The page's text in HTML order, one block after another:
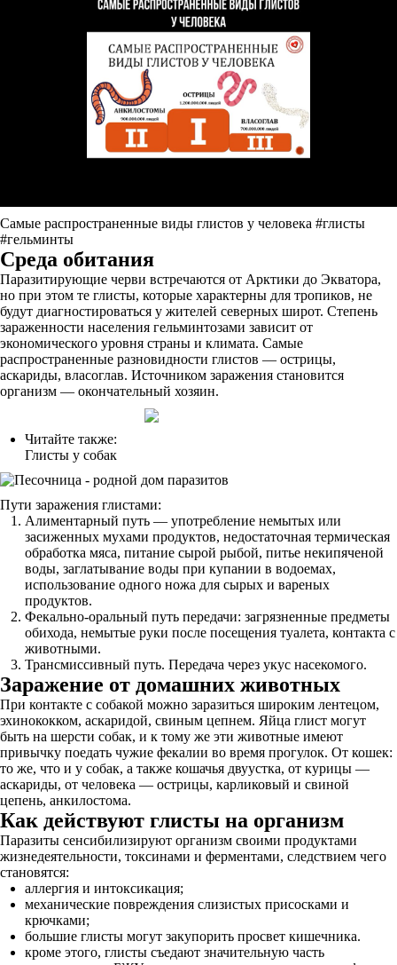
Самые распространенные виды глистов у человека #глисты
#гельминты
Среда обитания
Паразитирующие черви встречаются от Арктики до Экватора,
но при этом те глисты, которые характерны для тропиков, не
будут диагностироваться у жителей северных широт. Степень
зараженности населения гельминтозами зависит от
экономического уровня страны и климата. Самые
распространенные разновидности глистов — острицы,
аскариды, власоглав. Источником заражения становится
организм — окончательный хозяин.
Читайте также:
Глисты у собак
Пути заражения глистами:
Алиментарный путь — употребление немытых или
засиженных мухами продуктов, недостаточная термическая
обработка мяса, питание сырой рыбой, питье некипяченой
воды, заглатывание воды при купании в водоемах,
использование одного ножа для сырых и вареных
продуктов.
Фекально-оральный путь передачи: загрязненные предметы
обихода, немытые руки после посещения туалета, контакта с
животными.
Трансмиссивный путь. Передача через укус насекомого.
Заражение от домашних животных
При контакте с собакой можно заразиться широким лентецом,
эхинококком, аскаридой, свиным цепнем. Яйца глист могут
быть на шерсти собак, и к тому же эти животные имеют
привычку поедать чужие фекалии во время прогулок. От кошек:
то же, что и у собак, а также кошачья двуустка, от курицы —
аскариды, от человека — острицы, карликовый и свиной
цепень, анкилостома.
Как действуют глисты на организм
Паразиты сенсибилизируют организм своими продуктами
жизнедеятельности, токсинами и ферментами, следствием чего
становятся:
аллергия и интоксикация;
механические повреждения слизистых присосками и
крючками;
большие глисты могут закупорить просвет кишечника.
кроме этого, глисты съедают значительную часть